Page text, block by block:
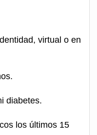
virtual o en
diabetes.
los últimos 15